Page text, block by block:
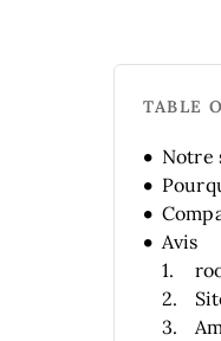
TABLE
Notre
Avis